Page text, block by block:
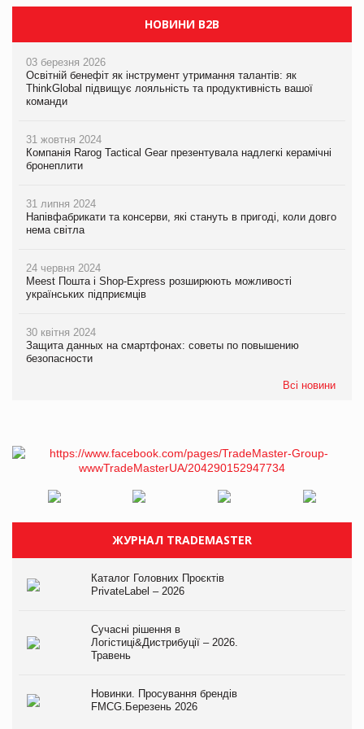
НОВИНИ B2B
03 березня 2026
Освітній бенефіт як інструмент утримання талантів: як
ThinkGlobal підвищує лояльність та продуктивність вашої
команди
31 жовтня 2024
Компанія Rarog Tactical Gear презентувала надлегкі керамічні
бронеплити
31 липня 2024
Напівфабрикати та консерви, які стануть в пригоді, коли довго
нема світла
24 червня 2024
Meest Пошта і Shop-Express розширюють можливості
українських підприємців
30 квітня 2024
Защита данных на смартфонах: советы по повышению
безопасности
Всі новини
ЖУРНАЛ TRADEMASTER
Каталог Головних Проєктів
PrivateLabel – 2026
Сучасні рішення в
Логістиці&Дистрибуції – 2026.
Травень
Новинки. Просування брендів
FMCG.Березень 2026